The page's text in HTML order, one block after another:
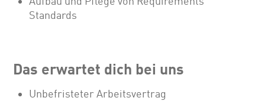
Standards
Das erwartet dich bei uns
Unbefristeter Arbeitsvertrag